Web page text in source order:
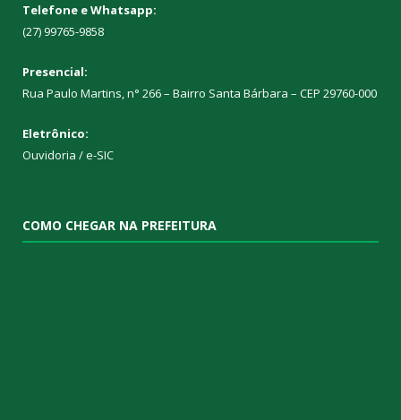
Telefone e Whatsapp:
(27) 99765-9858
Presencial:
Rua Paulo Martins, n° 266 – Bairro Santa Bárbara – CEP 29760-000
Eletrônico:
Ouvidoria /e-SIC
COMO CHEGAR NA PREFEITURA